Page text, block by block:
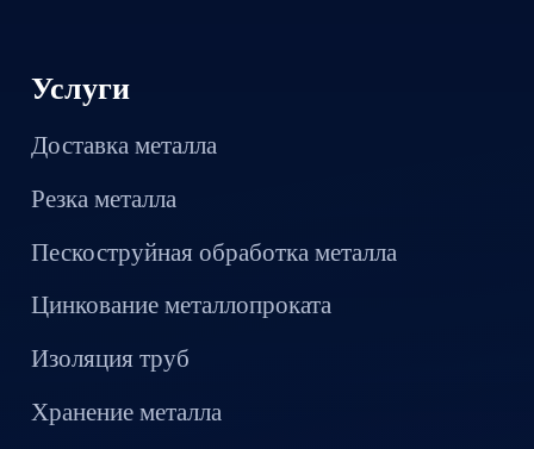
Услуги
Доставка металла
Резка металла
Пескоструйная обработка металла
Цинкование металлопроката
Изоляция труб
Хранение металла